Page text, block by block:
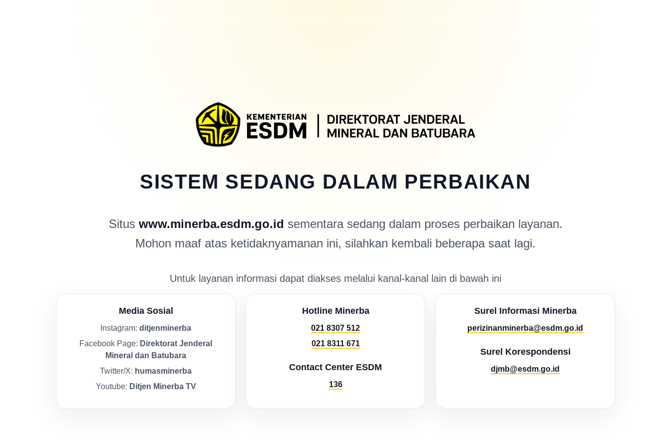
SISTEM SEDANG DALAM PERBAIKAN
Situs www.minerba.esdm.go.id sementara sedang dalam proses perbaikan layanan.
Mohon maaf atas ketidaknyamanan ini, silahkan kembali beberapa saat lagi.
Untuk layanan informasi dapat diakses melalui kanal-kanal lain di bawah ini
Media Sosial
Instagram: ditjenminerba
Facebook Page: Direktorat Jenderal
Mineral dan Batubara
Twitter/X: humasminerba
Youtube: Ditjen Minerba TV
Hotline Minerba
021 8307 512
021 8311 671
Contact Center ESDM
136
Surel Informasi Minerba
perizinanminerba@esdm.go.id
Surel Korespondensi
djmb@esdm.go.id